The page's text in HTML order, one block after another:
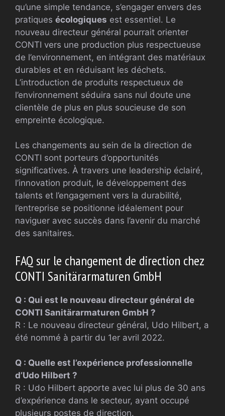
qu’une simple tendance, s’engager envers des
pratiques écologiques est essentiel. Le
nouveau directeur général pourrait orienter
CONTI vers une production plus respectueuse
de l’environnement, en intégrant des matériaux
durables et en réduisant les déchets.
L’introduction de produits respectueux de
l’environnement séduira sans nul doute une
clientèle de plus en plus soucieuse de son
empreinte écologique.
Les changements au sein de la direction de
CONTI sont porteurs d’opportunités
significatives. À travers une leadership éclairé,
l’innovation produit, le développement des
talents et l’engagement vers la durabilité,
l’entreprise se positionne idéalement pour
naviguer avec succès dans l’avenir du marché
des sanitaires.
FAQ sur le changement de direction chez
CONTI Sanitärarmaturen GmbH
Q : Qui est le nouveau directeur général de
CONTI Sanitärarmaturen GmbH ?
R : Le nouveau directeur général, Udo Hilbert, a
été nommé à partir du 1er avril 2022.
Q : Quelle est l’expérience professionnelle
d’Udo Hilbert ?
R : Udo Hilbert apporte avec lui plus de 30 ans
d’expérience dans le secteur, ayant occupé
plusieurs postes de direction.